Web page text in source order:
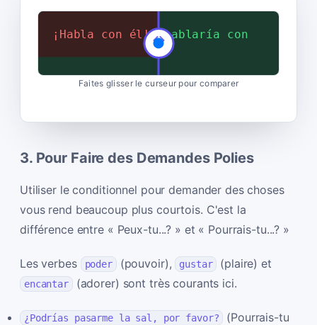
¡Habla con él!
Yo en tu lugar, hablaría con
Faites glisser le curseur pour comparer
3. Pour Faire des Demandes Polies
Utiliser le conditionnel pour demander des choses
vous rend beaucoup plus courtois. C'est la
différence entre « Peux-tu...? » et « Pourrais-tu...? »
Les verbes poder (pouvoir), gustar (plaire) et
encantar (adorer) sont très courants ici.
¿Podrías pasarme la sal, por favor?
(Pourrais-tu